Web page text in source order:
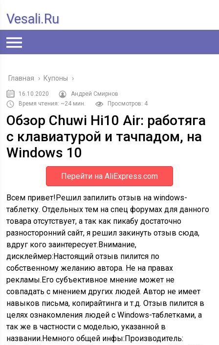
Vesali.ru
Главная › Купоны ›
16.10.2020
Андрей Смирнов
Время чтения: ~24 мин.
Просмотров: 4
Обзор Chuwi Hi10 Air: работяга
с клавиатурой и тачпадом, на
Windows 10
Перейти на AliExpress.com
Всем привет!Решил запилить отзыв на windows-
таблетку. Отдельных тем на спец форумах для данного
товара отсутствует, а так как пикабу достаточно
разносторонний сайт, я решил закинуть отзыв сюда,
вдруг кого заинтересует.Внимание,
дисклеймер:Настоящий отзыв пилится по
собственному желанию автора. Не на правах
рекламы.Его субъективное мнение может не
совпадать с мнением других людей. Автор не имеет
навыков письма, копирайтинга и т.д. Отзыв пилится в
целях ознакомления людей с Windows-таблетками, а
так же в частности с моделью, указанной в
названии.Немного общей инфы:Производитель: